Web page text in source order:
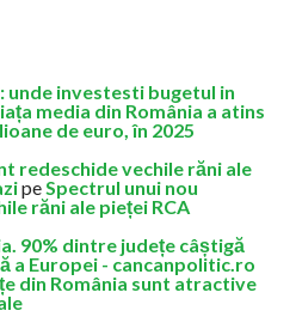
unde investesti bugetul in
media din România a atins
de euro, în 2025
redeschide vechile răni ale
peSpectrul unui nou
răni ale pieței RCA
90% dintre județe câștigă
a Europei - cancanpolitic.ro
din România sunt atractive